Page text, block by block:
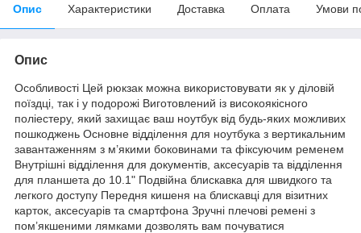
Опис Характеристики Доставка Оплата Умови
Опис
Особливості Цей рюкзак можна використовувати як у діловій
поїздці, так і у подорожі Виготовлений із високоякісного
поліестеру, який захищає ваш ноутбук від будь-яких можливих
пошкоджень Основне відділення для ноутбука з вертикальним
завантаженням з м’якими боковинами та фіксуючим ременем
Внутрішні відділення для документів, аксесуарів та відділення
для планшета до 10.1" Подвійна блискавка для швидкого та
легкого доступу Передня кишеня на блискавці для візитних
карток, аксесуарів та смартфона Зручні плечові ремені з
пом’якшеними лямками дозволять вам почуватися